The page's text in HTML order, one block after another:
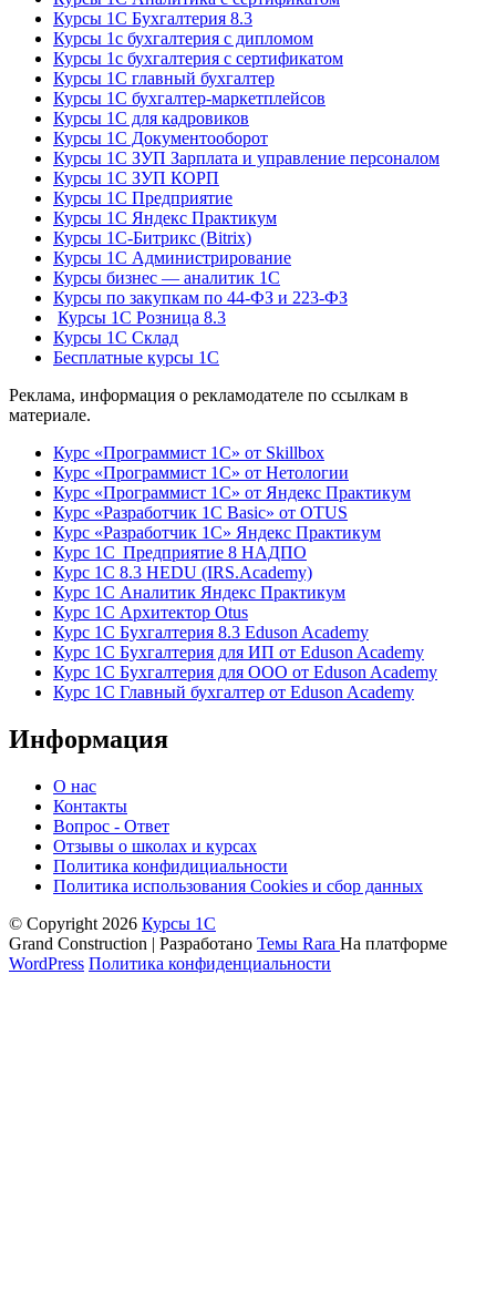
Курсы 1С Бухгалтерия 8.3
Курсы 1с бухгалтерия с дипломом
Курсы 1с бухгалтерия с сертификатом
Курсы 1С главный бухгалтер
Курсы 1С бухгалтер-маркетплейсов
Курсы 1С для кадровиков
Курсы 1С Документооборот
Курсы 1С ЗУП Зарплата и управление персоналом
Курсы 1С ЗУП КОРП
Курсы 1С Предприятие
Курсы 1С Яндекс Практикум
Курсы 1С-Битрикс (Bitrix)
Курсы 1С Администрирование
Курсы бизнес — аналитик 1С
Курсы по закупкам по 44‑ФЗ и 223‑ФЗ
Курсы 1С Розница 8.3
Курсы 1С Склад
Бесплатные курсы 1С
Реклама, информация о рекламодателе по ссылкам в
материале.
Курс «Программист 1С» от Skillbox
Курс «Программист 1С» от Нетологии
Курс «Программист 1С» от Яндекс Практикум
Курс «Разработчик 1С Basic» от OTUS
Курс «Разработчик 1С» Яндекс Практикум
Курс 1С Предприятие 8 НАДПО
Курс 1С 8.3 HEDU (IRS.Academy)
Курс 1С Аналитик Яндекс Практикум
Курс 1С Архитектор Otus
Курс 1С Бухгалтерия 8.3 Eduson Academy
Курс 1С Бухгалтерия для ИП от Eduson Academy
Курс 1С Бухгалтерия для ООО от Eduson Academy
Курс 1С Главный бухгалтер от Eduson Academy
Информация
О нас
Контакты
Вопрос - Ответ
Отзывы о школах и курсах
Политика конфидициальности
Политика использования Cookies и сбор данных
© Copyright 2026 Курсы 1С
Grand Construction | Разработано Темы Rara На платформе
WordPress Политика конфиденциальности